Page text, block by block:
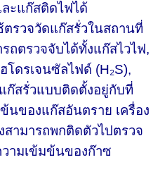
ะแก๊สติดไฟได้
รวจวัดแก๊สรั่วในสถานที่
ถตรวจจับได้ทั้งแก๊สไวไฟ,
ดรเจนซัลไฟด์ (H₂S),
ก๊สรั่วแบบติดตั้งอยู่กับที่
ของแก๊สอันตราย เครื่อง
สามารถพกติดตัวไปตรวจ
ามเข้มข้นของก๊าซ